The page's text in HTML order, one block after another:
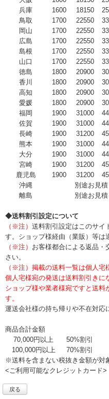
兵庫
1600 18150
鳥取
1700 22550
岡山
1700 22550
広島
1700 22550
島根
1700 22550
山口
1700 22550
徳島
1800 20900
香川
1800 20900
高知
1800 20900
愛媛
1800 20900
福岡
1900 31000
佐賀
1900 31000
長崎
1900 31200
熊本
1900 31000
大分
1900 31000
宮崎
1900 31200
鹿児島
1900 31200
沖縄
別途お見積
離島
別途お見積
◆送料割引設定について
（※注） 送料割引設定はこのサイ
す。ショップ様経由（業販）等は
（※注） お客様都合による返品・
さい。
（※注）掲載の送料一覧は個人宅
個人宅様宛の発送は送料割引きに
ショップ様や業者様宛ですと送料
す。
運送会社様の持ち帰りや不在対応
商品合計金額
70,000円以上
50%割引
100,000円以上
70%割引
※送料を含まない税抜き金額が対
<ご利用可能なクレジットカード>
戻る